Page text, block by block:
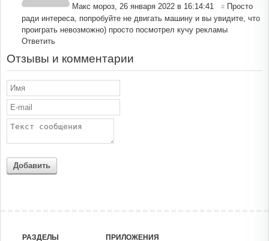
Макс мороз 26 января 2022 в 16:14:41 # Просто
ради интереса, попробуйте не двигать машину и вы увидите, что
проиграть невозможно) просто посмотрел кучу рекламы
Ответить
Отзывы и комментарии
Добавить
РАЗДЕЛЫ ПРИЛОЖЕНИЯ